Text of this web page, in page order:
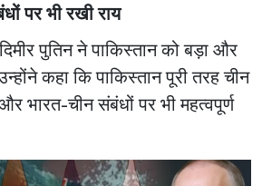
पर भी रखी राय
पुतिन ने पाकिस्तान को बड़ा और
कहा कि पाकिस्तान पूरी तरह चीन
भारत-चीन संबंधों पर भी महत्वपूर्ण